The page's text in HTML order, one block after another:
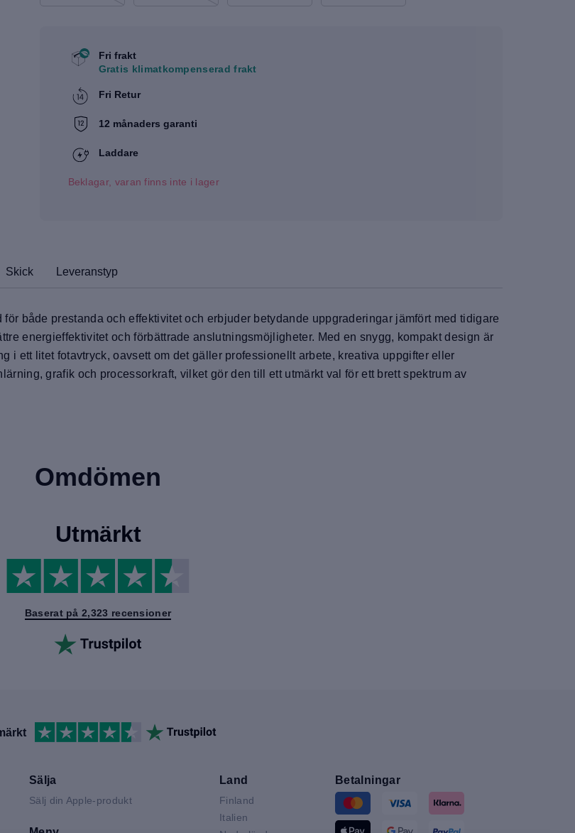
Fri frakt
Gratis klimatkompenserad frakt
Fri Retur
12 månaders garanti
Laddare
Beklagar, varan finns inte i lager
Skick Leveranstyp
både prestanda och effektivitet och erbjuder betydande uppgraderingar jämfört med tidigare
energieffektivitet och förbättrade anslutningsmöjligheter. Med en snygg, kompakt design är
i ett litet fotavtryck, oavsett om det gäller professionellt arbete, kreativa uppgifter eller
grafik och processorkraft, vilket gör den till ett utmärkt val för ett brett spektrum av
Omdömen
Utmärkt
Baserat på 2,323 recensioner
Sälja
Sälj din Apple-produkt
Land
Finland
Italien
Betalningar